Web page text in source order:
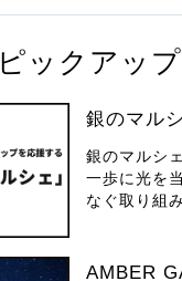
ピックアップ
銀のマル
銀のマルシ
一歩に光を
なぐ取り組
AMBER